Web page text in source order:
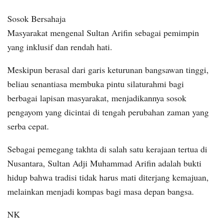
Sosok Bersahaja
Masyarakat mengenal Sultan Arifin sebagai pemimpin
yang inklusif dan rendah hati.
Meskipun berasal dari garis keturunan bangsawan tinggi,
beliau senantiasa membuka pintu silaturahmi bagi
berbagai lapisan masyarakat, menjadikannya sosok
pengayom yang dicintai di tengah perubahan zaman yang
serba cepat.
Sebagai pemegang takhta di salah satu kerajaan tertua di
Nusantara, Sultan Adji Muhammad Arifin adalah bukti
hidup bahwa tradisi tidak harus mati diterjang kemajuan,
melainkan menjadi kompas bagi masa depan bangsa.
NK